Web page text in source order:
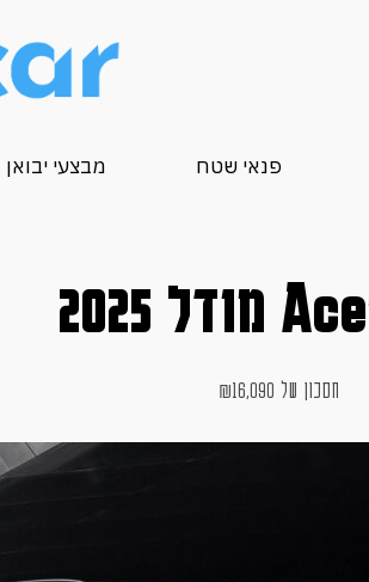
פנאי שטח מבצעי יבואן
חסכון של ₪16,090